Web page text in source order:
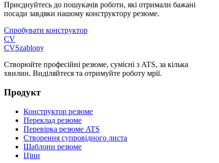
Приєднуйтесь до пошукачів роботи, які отримали бажані
посади завдяки нашому конструктору резюме.
Спробувати конструктор
CV
CVSzablony
Створюйте професійні резюме, сумісні з ATS, за кілька
хвилин. Виділяйтеся та отримуйте роботу мрії.
Продукт
Конструктор резюме
Переклад резюме
Перевірка резюме ATS
Створення супровідного листа
Шаблони резюме
Ціни